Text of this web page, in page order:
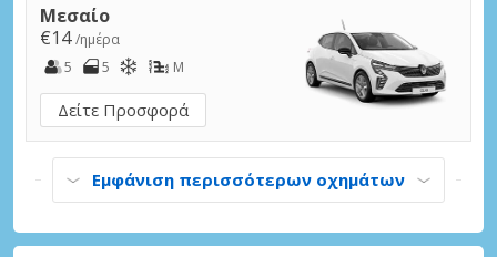
Μεσαίο
€14/ημέρα
5
5 M
Δείτε Προσφορά
Εμφάνιση περισσότερων οχημάτων